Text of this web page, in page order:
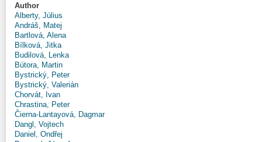
Author
Alberty, Július
Andráš, Matej
Bartlová, Alena
Bílková, Jitka
Budilová, Lenka
Bútora, Martin
Bystrický, Peter
Bystrický, Valerián
Chorvát, Ivan
Chrastina, Peter
Čierna-Lantayová, Dagmar
Dangl, Vojtech
Daniel, Ondřej